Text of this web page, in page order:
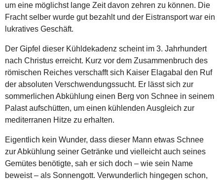
um eine möglichst lange Zeit davon zehren zu können. Die
Fracht selber wurde gut bezahlt und der Eistransport war ein
lukratives Geschäft.
Der Gipfel dieser Kühldekadenz scheint im 3. Jahrhundert
nach Christus erreicht. Kurz vor dem Zusammenbruch des
römischen Reiches verschafft sich Kaiser Elagabal den Ruf
der absoluten Verschwendungssucht. Er lässt sich zur
sommerlichen Abkühlung einen Berg von Schnee in seinem
Palast aufschütten, um einen kühlenden Ausgleich zur
mediterranen Hitze zu erhalten.
Eigentlich kein Wunder, dass dieser Mann etwas Schnee
zur Abkühlung seiner Getränke und vielleicht auch seines
Gemütes benötigte, sah er sich doch – wie sein Name
beweist – als Sonnengott. Verwunderlich hingegen schon,